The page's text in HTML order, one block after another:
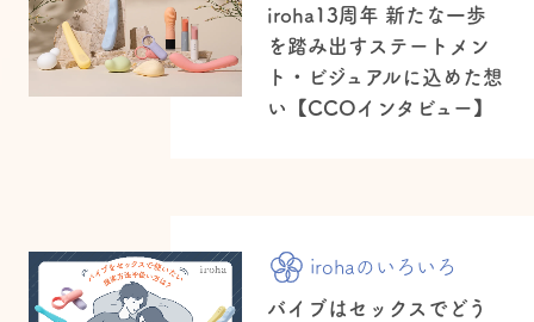
iroha13周年 新たな一歩
を踏み出すステートメン
ト・ビジュアルに込めた想
い【CCOインタビュー】
irohaのいろいろ
バイブはセックスでどう